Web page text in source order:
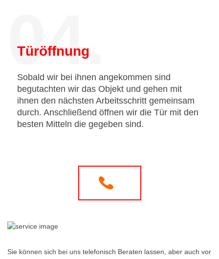
04.
Türöffnung
Sobald wir bei ihnen angekommen sind
begutachten wir das Objekt und gehen mit
ihnen den nächsten Arbeitsschritt gemeinsam
durch. Anschließend öffnen wir die Tür mit den
besten Mitteln die gegeben sind.
Sie können sich bei uns telefonisch Beraten lassen, aber auch vor